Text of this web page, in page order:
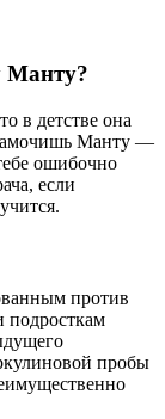
Манту?
в детстве она
Манту —
ошибочно
если
против
подросткам
пробы